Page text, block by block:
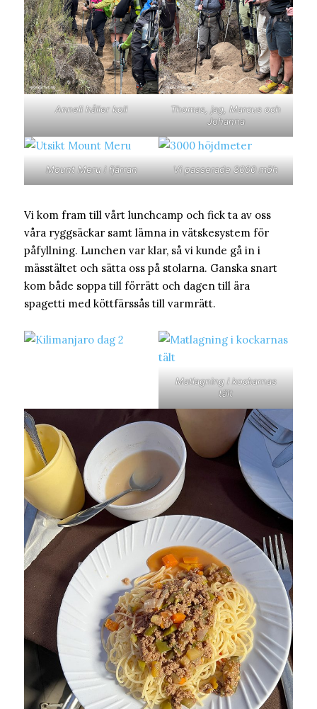
Anneli håller koll
Thomas, jag, Marcus och
Johanna
Mount Meru i fjärran Vi passerade 3000 möh
Vi kom fram till vårt lunchcamp och fick ta av oss
våra ryggsäckar samt lämna in vätskesystem för
påfyllning. Lunchen var klar, så vi kunde gå in i
mässtältet och sätta oss på stolarna. Ganska snart
kom både soppa till förrätt och dagen till ära
spagetti med köttfärssås till varmrätt.
Matlagning i kockarnas
tält